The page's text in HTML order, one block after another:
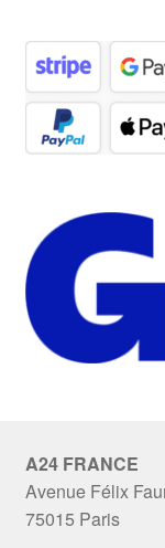
A24 FRANCE
Avenue Félix
75015 Paris